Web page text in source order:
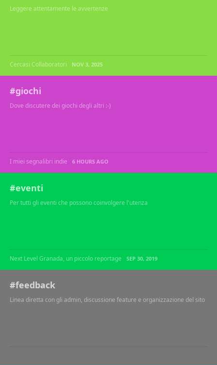
Leggere attentamente le avvertenze
Cercasi Collaboratori NOV 3, 2025
#giochi
Dove discutere dei giochi degli altri :-)
I miei segnalibri indie 6 HOURS AGO
#eventi
Per tutti gli eventi che possono coinvolgere l'utenza
Next Level Granada, un piccolo reportage SEP 30, 2019
#feedback
Linea diretta con gli admin, discussione feature e organizzazione del sito